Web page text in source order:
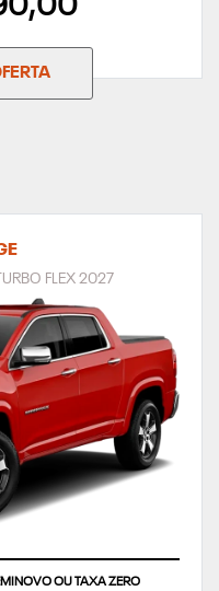
FLEX 2027
OU TAXA ZERO